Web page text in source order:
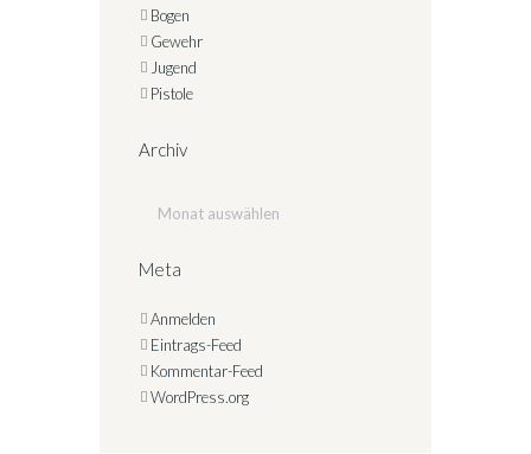
Bogen
Gewehr
Jugend
Pistole
Archiv
Meta
Anmelden
Eintrags-Feed
Kommentar-Feed
WordPress.org